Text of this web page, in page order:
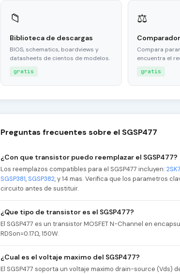
📁
Biblioteca de descargas
BIOS, schematics, boardviews y
datasheets de cientos de modelos.
gratis
⚖
Compara
encuentra el
gratis
Preguntas frecuentes sobre el SGSP477
¿Con que transistor puedo reemplazar el SGSP477?
Los reemplazos compatibles para el SGSP477 incluyen:
SGSP381, SGSP382, y 14 mas. Verifica que los parametros
circuito antes de sustituir.
¿Que tipo de transistor es el SGSP477?
El SGSP477 es un transistor MOSFET N-Channel en
RDSon=0.17Ω, 150W.
¿Cual es el voltaje maximo del SGSP477?
El SGSP477 soporta un voltaje maximo drain-source (Vds)